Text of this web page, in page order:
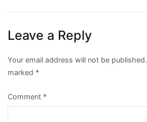
Leave a Reply
Your email address will not be published.
marked *
Comment *